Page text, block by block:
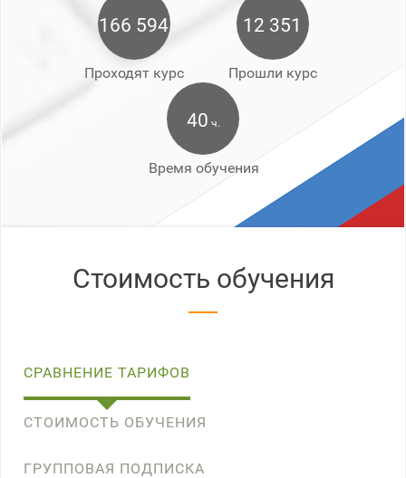
166 594
Проходят курс
12 351
Прошли курс
40 ч.
Время обучения
Стоимость обучения
СРАВНЕНИЕ ТАРИФОВ
СТОИМОСТЬ ОБУЧЕНИЯ
ГРУППОВАЯ ПОДПИСКА